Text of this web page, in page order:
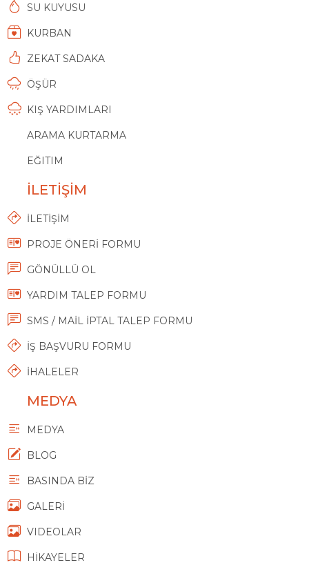
SU KUYUSU
KURBAN
ZEKAT SADAKA
ÖŞÜR
KIŞ YARDIMLARI
ARAMA KURTARMA
EĞITIM
İLETİŞİM
İLETİŞİM
PROJE ÖNERİ FORMU
GÖNÜLLÜ OL
YARDIM TALEP FORMU
SMS / MAİL İPTAL TALEP FORMU
İŞ BAŞVURU FORMU
İHALELER
MEDYA
MEDYA
BLOG
BASINDA BİZ
GALERİ
VIDEOLAR
HİKAYELER